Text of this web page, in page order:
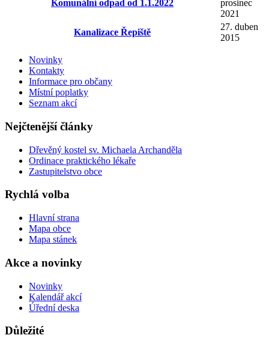
Komunální odpad od 1.1.2022
prosinec
2021
Kanalizace Řepiště
27. duben
2015
Novinky
Kontakty
Informace pro občany
Místní poplatky
Seznam akcí
Nejčtenější články
Dřevěný kostel sv. Michaela Archanděla
Ordinace praktického lékaře
Zastupitelstvo obce
Rychlá volba
Hlavní strana
Mapa obce
Mapa stánek
Akce a novinky
Novinky
Kalendář akcí
Úřední deska
Důležité